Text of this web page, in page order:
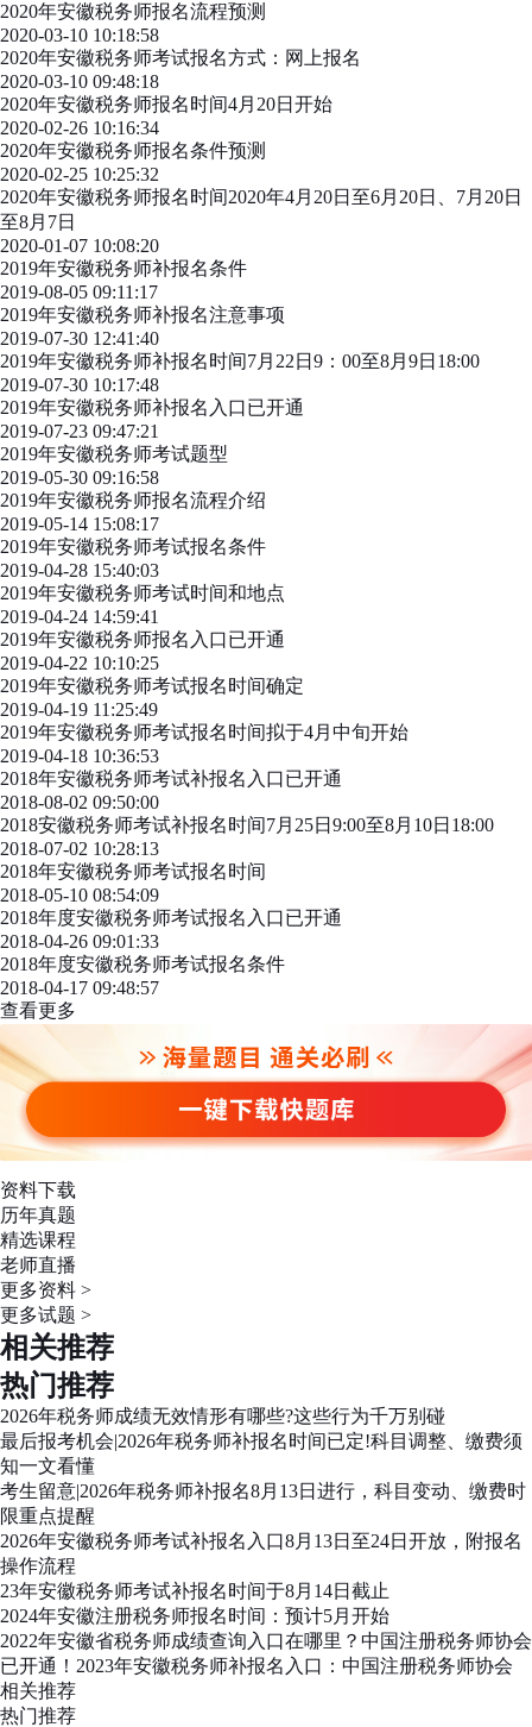
2020年安徽税务师报名流程预测
2020-03-10 10:18:58
2020年安徽税务师考试报名方式：网上报名
2020-03-10 09:48:18
2020年安徽税务师报名时间4月20日开始
2020-02-26 10:16:34
2020年安徽税务师报名条件预测
2020-02-25 10:25:32
2020年安徽税务师报名时间2020年4月20日至6月20日、7月20日
至8月7日
2020-01-07 10:08:20
2019年安徽税务师补报名条件
2019-08-05 09:11:17
2019年安徽税务师补报名注意事项
2019-07-30 12:41:40
2019年安徽税务师补报名时间7月22日9：00至8月9日18:00
2019-07-30 10:17:48
2019年安徽税务师补报名入口已开通
2019-07-23 09:47:21
2019年安徽税务师考试题型
2019-05-30 09:16:58
2019年安徽税务师报名流程介绍
2019-05-14 15:08:17
2019年安徽税务师考试报名条件
2019-04-28 15:40:03
2019年安徽税务师考试时间和地点
2019-04-24 14:59:41
2019年安徽税务师报名入口已开通
2019-04-22 10:10:25
2019年安徽税务师考试报名时间确定
2019-04-19 11:25:49
2019年安徽税务师考试报名时间拟于4月中旬开始
2019-04-18 10:36:53
2018年安徽税务师考试补报名入口已开通
2018-08-02 09:50:00
2018安徽税务师考试补报名时间7月25日9:00至8月10日18:00
2018-07-02 10:28:13
2018年安徽税务师考试报名时间
2018-05-10 08:54:09
2018年度安徽税务师考试报名入口已开通
2018-04-26 09:01:33
2018年度安徽税务师考试报名条件
2018-04-17 09:48:57
查看更多
资料下载
历年真题
精选课程
老师直播
更多资料 >
更多试题 >
相关推荐
热门推荐
2026年税务师成绩无效情形有哪些?这些行为千万别碰
最后报考机会|2026年税务师补报名时间已定!科目调整、缴费须
知一文看懂
考生留意|2026年税务师补报名8月13日进行，科目变动、缴费时
限重点提醒
2026年安徽税务师考试补报名入口8月13日至24日开放，附报名
操作流程
23年安徽税务师考试补报名时间于8月14日截止
2024年安徽注册税务师报名时间：预计5月开始
2022年安徽省税务师成绩查询入口在哪里？中国注册税务师协会
已开通！2023年安徽税务师补报名入口：中国注册税务师协会
相关推荐
热门推荐